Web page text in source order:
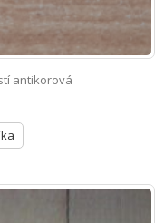
antikorová